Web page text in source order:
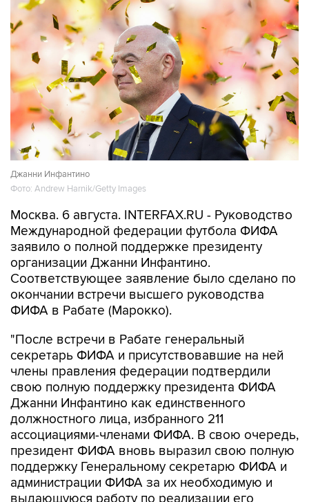
Джанни Инфантино
Фото: Andrew Harnik/Getty Images
Москва. 6 августа. INTERFAX.RU - Руководство
Международной федерации футбола ФИФА
заявило о полной поддержке президенту
организации Джанни Инфантино.
Соответствующее заявление было сделано по
окончании встречи высшего руководства
ФИФА в Рабате (Марокко).
"После встречи в Рабате генеральный
секретарь ФИФА и присутствовавшие на ней
члены правления федерации подтвердили
свою полную поддержку президента ФИФА
Джанни Инфантино как единственного
должностного лица, избранного 211
ассоциациями-членами ФИФА. В свою очередь,
президент ФИФА вновь выразил свою полную
поддержку Генеральному секретарю ФИФА и
администрации ФИФА за их необходимую и